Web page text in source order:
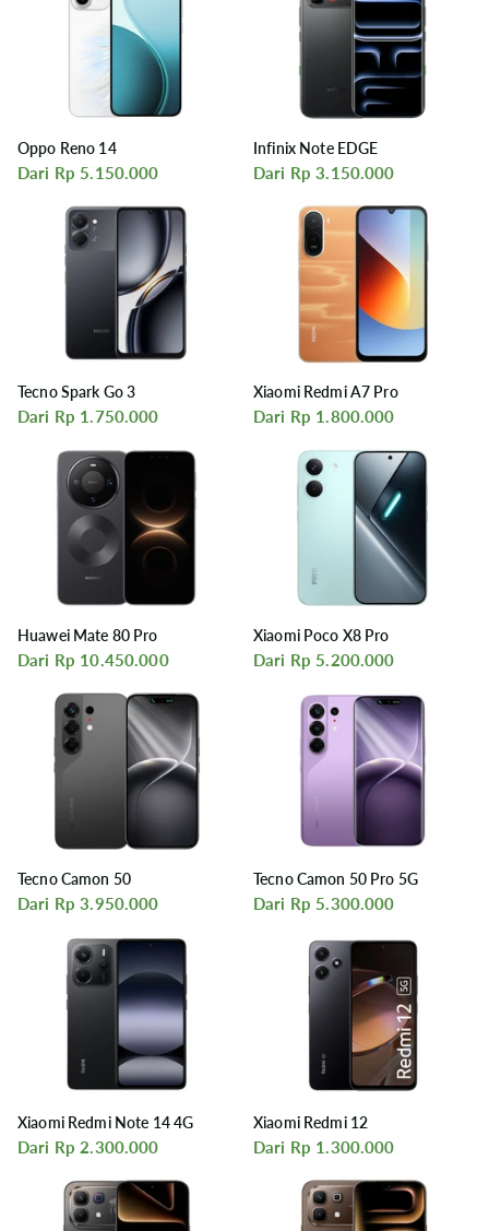
Oppo Reno 14
Dari Rp 5.150.000
Infinix Note EDGE
Dari Rp 3.150.000
Tecno Spark Go 3
Dari Rp 1.750.000
Xiaomi Redmi A7 Pro
Dari Rp 1.800.000
Huawei Mate 80 Pro
Dari Rp 10.450.000
Xiaomi Poco X8 Pro
Dari Rp 5.200.000
Tecno Camon 50
Dari Rp 3.950.000
Tecno Camon 50 Pro 5G
Dari Rp 5.300.000
Xiaomi Redmi Note 14 4G
Dari Rp 2.300.000
Xiaomi Redmi 12
Dari Rp 1.300.000